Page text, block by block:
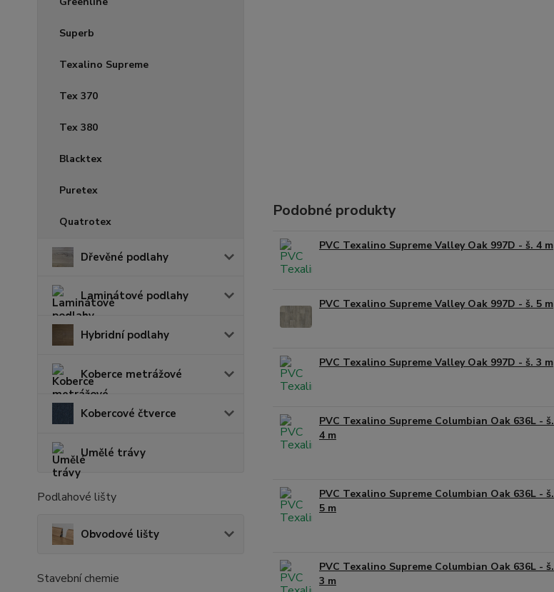
Superb
Texalino Supreme
Tex 370
Tex 380
Blacktex
Puretex
Quatrotex
Dřevěné podlahy
Laminátové podlahy
Hybridní podlahy
Koberce metrážové
Kobercové čtverce
Umělé trávy
Podlahové lišty
Obvodové lišty
Stavební chemie
Podobné produkty
PVC Texalino Supreme Valley Oak 997D - š. 4 m
PVC Texalino Supreme Valley Oak 997D - š. 5 m
PVC Texalino Supreme Valley Oak 997D - š. 3 m
PVC Texalino Supreme Columbian Oak 636L - š.
4 m
PVC Texalino Supreme Columbian Oak 636L - š.
5 m
PVC Texalino Supreme Columbian Oak 636L - š.
3 m